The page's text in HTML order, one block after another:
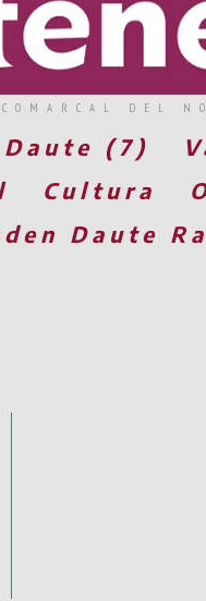
DEL
Daute (7)
Cultura
Daute